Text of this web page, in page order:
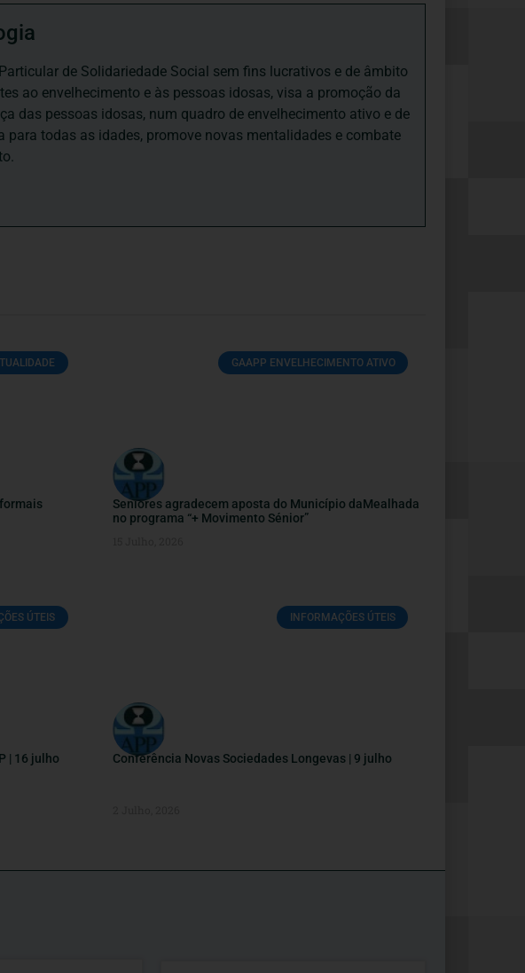
de Solidariedade Social sem fins lucrativos e de âmbito
ao envelhecimento e às pessoas idosas, visa a promoção da
das pessoas idosas, num quadro de envelhecimento ativo e de
todas as idades, promove novas mentalidades e combate
GAAPP ENVELHECIMENTO ATIVO
Seniores agradecem aposta do Município daMealhada
no programa “+ Movimento Sénior”
ÚTEIS
| 16 julho
INFORMAÇÕES ÚTEIS
Conferência Novas Sociedades Longevas | 9 julho